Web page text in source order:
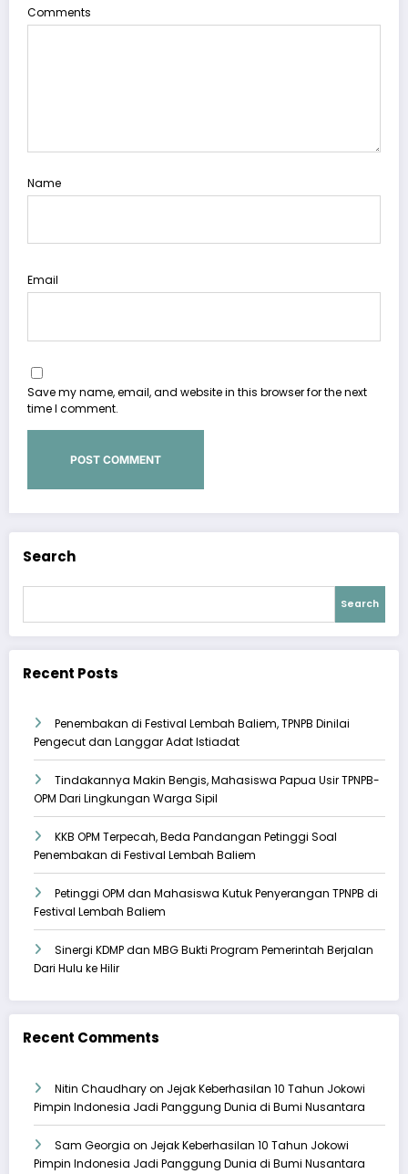
Comments
Name
Email
Save my name, email, and website in this browser for the next
time I comment.
Search
Search
Recent Posts
Penembakan di Festival Lembah Baliem, TPNPB Dinilai
Pengecut dan Langgar Adat Istiadat
Tindakannya Makin Bengis, Mahasiswa Papua Usir TPNPB-
OPM Dari Lingkungan Warga Sipil
KKB OPM Terpecah, Beda Pandangan Petinggi Soal
Penembakan di Festival Lembah Baliem
Petinggi OPM dan Mahasiswa Kutuk Penyerangan TPNPB di
Festival Lembah Baliem
Sinergi KDMP dan MBG Bukti Program Pemerintah Berjalan
Dari Hulu ke Hilir
Recent Comments
Nitin Chaudharyon Jejak Keberhasilan 10 Tahun Jokowi
Pimpin Indonesia Jadi Panggung Dunia di Bumi Nusantara
Sam Georgia on Jejak Keberhasilan 10 Tahun Jokowi
Pimpin Indonesia Jadi Panggung Dunia di Bumi Nusantara